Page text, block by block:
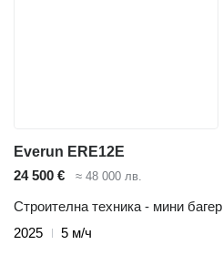
Everun ERE12E
24 500 €
≈ 48 000 лв.
Строителна техника - мини багер
2025
5 м/ч